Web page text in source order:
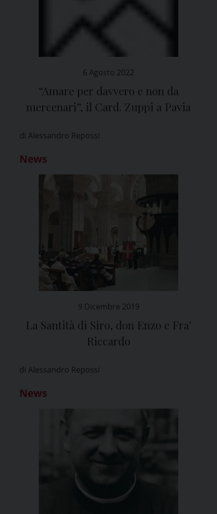
6 Agosto 2022
“Amare per davvero e non da
mercenari”, il Card. Zuppi a Pavia
di Alessandro Repossi
News
9 Dicembre 2019
La Santità di Siro, don Enzo e Fra’
Riccardo
di Alessandro Repossi
News